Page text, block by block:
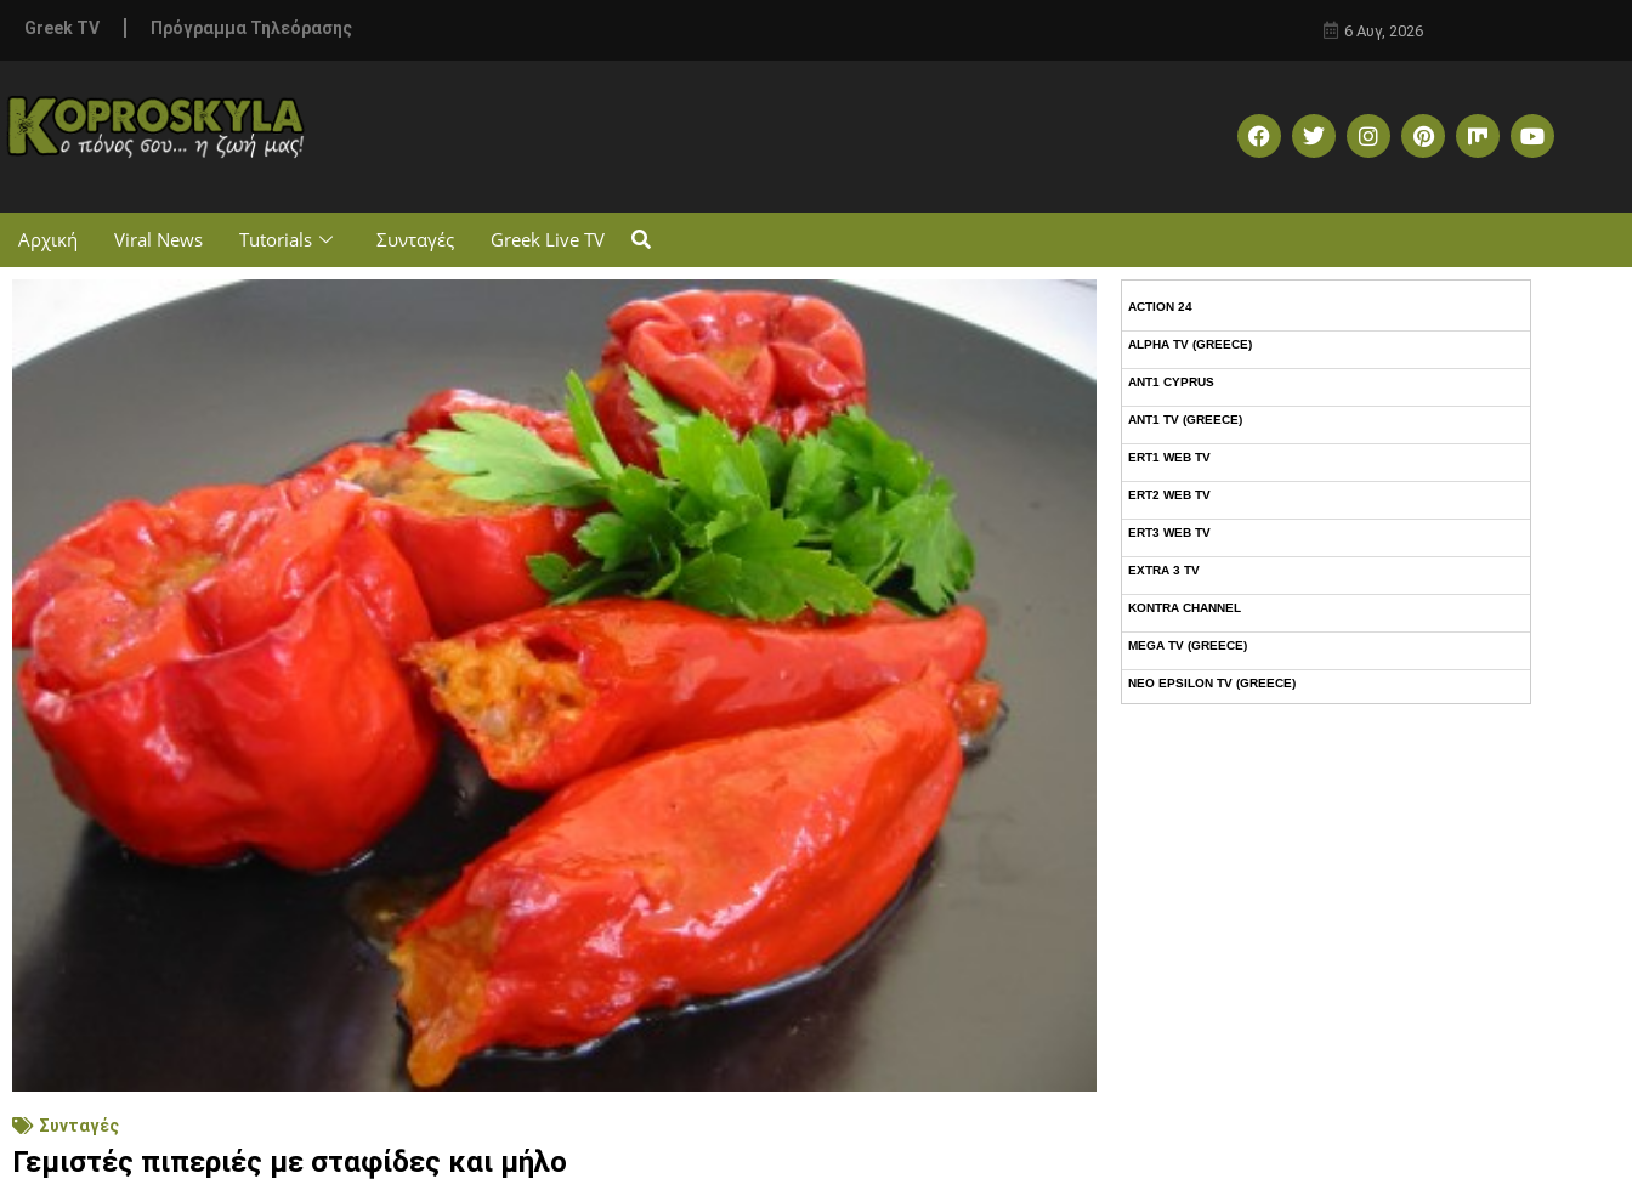
Greek TV Πρόγραμμα Τηλεόρασης 6 Αυγ, 2026
Αρχική Viral News Tutorials Συνταγές Greek Live TV
Συνταγές
Γεμιστές πιπεριές με σταφίδες και μήλο
ACTION 24
ALPHA TV (GREECE)
ANT1 CYPRUS
ANT1 TV (GREECE)
ERT1 WEB TV
ERT2 WEB TV
ERT3 WEB TV
EXTRA 3 TV
KONTRA CHANNEL
MEGA TV (GREECE)
NEO EPSILON TV (GREECE)